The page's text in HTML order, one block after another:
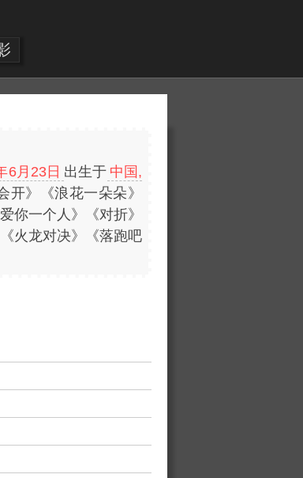
6月23日 出生于 中国,
》《浪花一朵朵》
你一个人》《对折》
火龙对决》《落跑吧